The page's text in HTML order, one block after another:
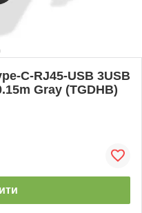
C-RJ45-USB 3USB
Gray (TGDHB)